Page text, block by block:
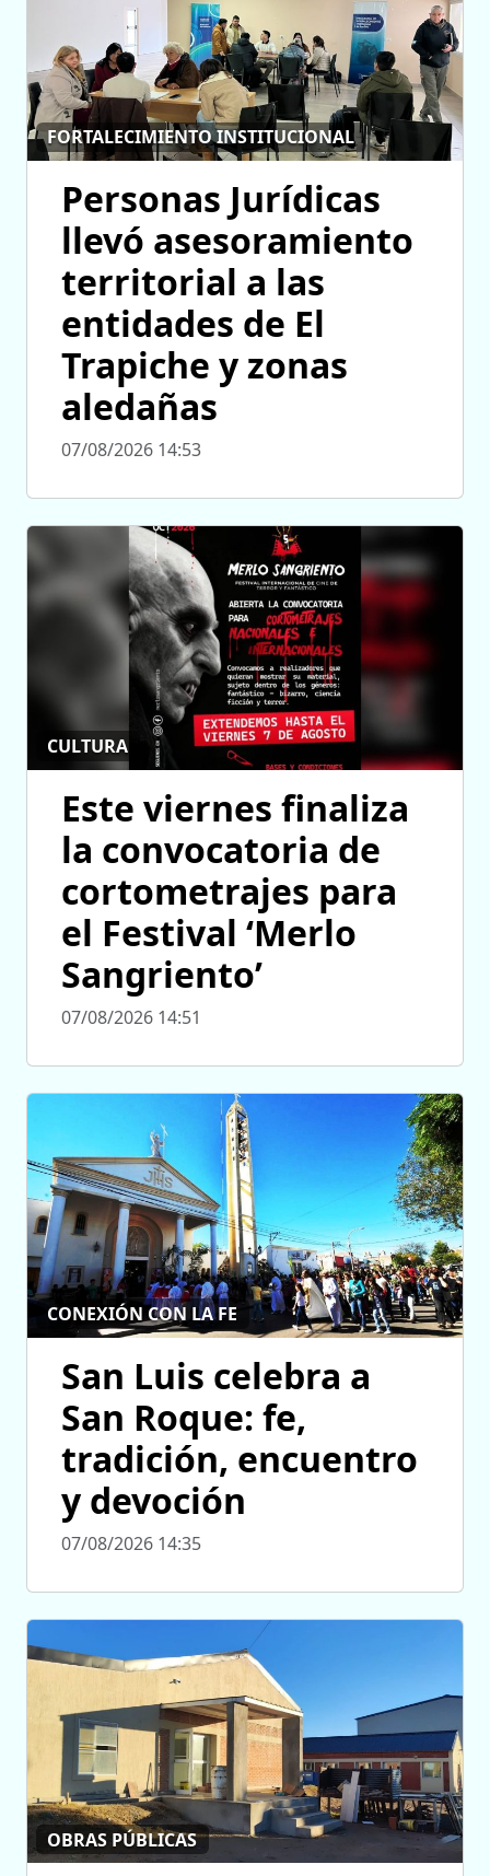
FORTALECIMIENTO INSTITUCIONAL
Personas Jurídicas
llevó asesoramiento
territorial a las
entidades de El
Trapiche y zonas
aledañas
07/08/2026 14:53
CULTURA
Este viernes finaliza
la convocatoria de
cortometrajes para
el Festival ‘Merlo
Sangriento’
07/08/2026 14:51
CONEXIÓN CON LA FE
San Luis celebra a
San Roque: fe,
tradición, encuentro
y devoción
07/08/2026 14:35
OBRAS PÚBLICAS